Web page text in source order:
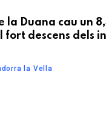
la Duana cau un
descens dels
la Vella